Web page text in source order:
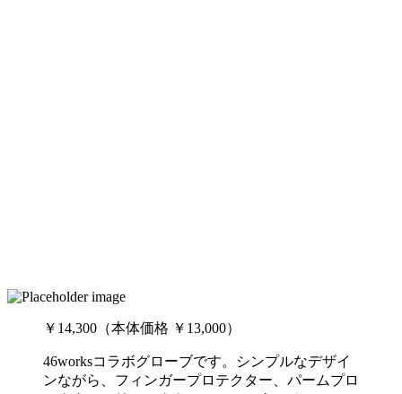
￥14,300（本体価格 ￥13,000）
46worksコラボグローブです。シンプルなデザイ
ンながら、フィンガープロテクター、パームプロ